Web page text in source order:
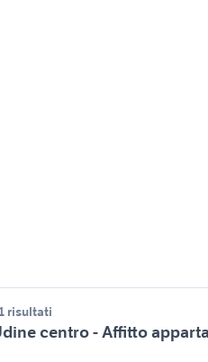
risultati
centro - Affitto